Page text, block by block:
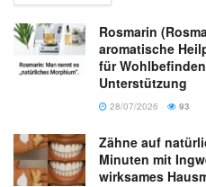
Rosmarin
aromatische
für
Unterstützung
28/07/2026 93
Zähne auf
Minuten mit
wirksames